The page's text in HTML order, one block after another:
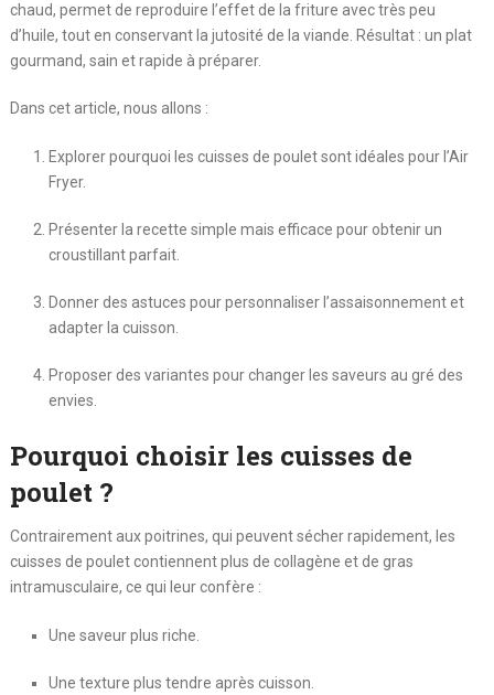
chaud, permet de reproduire l’effet de la friture avec très peu
d’huile, tout en conservant la jutosité de la viande. Résultat : un plat
gourmand, sain et rapide à préparer.
Dans cet article, nous allons :
Explorer pourquoi les cuisses de poulet sont idéales pour l’Air
Fryer.
Présenter la recette simple mais efficace pour obtenir un
croustillant parfait.
Donner des astuces pour personnaliser l’assaisonnement et
adapter la cuisson.
Proposer des variantes pour changer les saveurs au gré des
envies.
Pourquoi choisir les cuisses de
poulet ?
Contrairement aux poitrines, qui peuvent sécher rapidement, les
cuisses de poulet contiennent plus de collagène et de gras
intramusculaire, ce qui leur confère :
Une saveur plus riche.
Une texture plus tendre après cuisson.